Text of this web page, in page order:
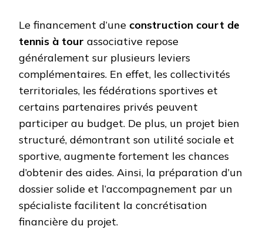
Le financement d’une construction court de
tennis à tour associative repose
généralement sur plusieurs leviers
complémentaires. En effet, les collectivités
territoriales, les fédérations sportives et
certains partenaires privés peuvent
participer au budget. De plus, un projet bien
structuré, démontrant son utilité sociale et
sportive, augmente fortement les chances
d’obtenir des aides. Ainsi, la préparation d’un
dossier solide et l’accompagnement par un
spécialiste facilitent la concrétisation
financière du projet.